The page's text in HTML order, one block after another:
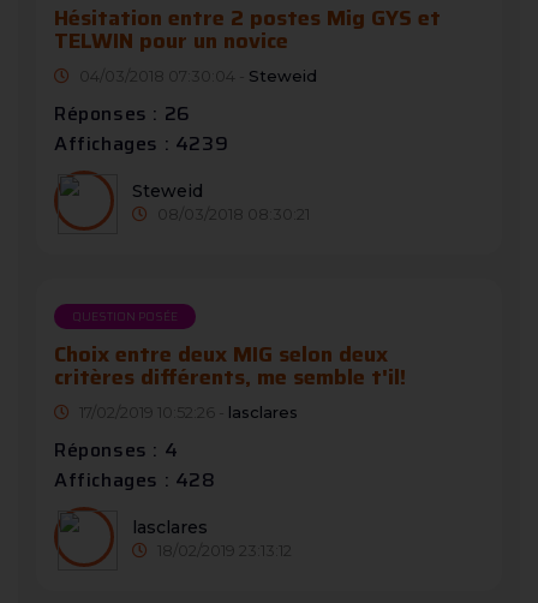
Hésitation entre 2 postes Mig GYS et
TELWIN pour un novice
04/03/2018 07:30:04 - Steweid
Réponses : 26
Affichages : 4239
Steweid
08/03/2018 08:30:21
QUESTION POSÉE
Choix entre deux MIG selon deux
critères différents, me semble t'il!
17/02/2019 10:52:26 - lasclares
Réponses : 4
Affichages : 428
lasclares
18/02/2019 23:13:12